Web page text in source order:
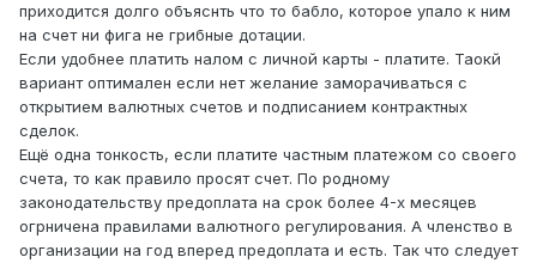
приходится долго объяснть что то бабло, которое упало к ним
на счет ни фига не грибные дотации.
Если удобнее платить налом с личной карты - платите. Таокй
вариант оптимален если нет желание заморачиваться с
открытием валютных счетов и подписанием контрактных
сделок.
Ещё одна тонкость, если платите частным платежом со своего
счета, то как правило просят счет. По родному
законодательству предоплата на срок более 4-х месяцев
огрничена правилами валютного регулирования. А членство в
организации на год вперед предоплата и есть. Так что следует